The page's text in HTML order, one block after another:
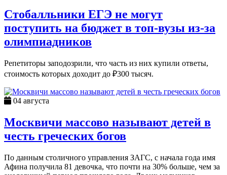
Стобалльники ЕГЭ не могут
поступить на бюджет в топ-вузы из-за
олимпиадников
Репетиторы заподозрили, что часть из них купили ответы,
стоимость которых доходит до ₽300 тысяч.
04 августа
Москвичи массово называют детей в
честь греческих богов
По данным столичного управления ЗАГС, с начала года имя
Афина получила 81 девочка, что почти на 30% больше, чем за